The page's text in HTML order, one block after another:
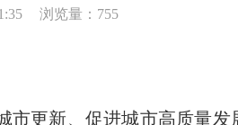
浏览量：755
更新、促进城市高质量发